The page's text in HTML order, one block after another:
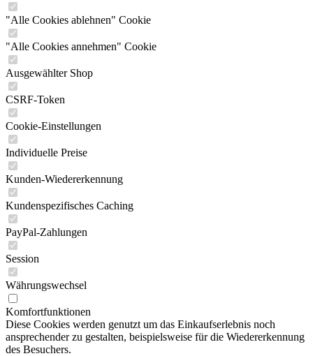
"Alle Cookies ablehnen" Cookie
"Alle Cookies annehmen" Cookie
Ausgewählter Shop
CSRF-Token
Cookie-Einstellungen
Individuelle Preise
Kunden-Wiedererkennung
Kundenspezifisches Caching
PayPal-Zahlungen
Session
Währungswechsel
Komfortfunktionen
Diese Cookies werden genutzt um das Einkaufserlebnis noch
ansprechender zu gestalten, beispielsweise für die Wiedererkennung
des Besuchers.